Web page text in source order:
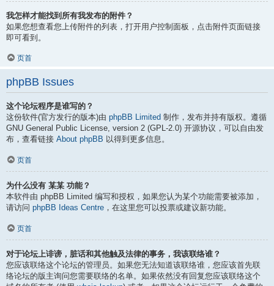
我怎样才能找到所有我发布的附件？
如果您想查看您上传附件的列表，打开用户控制面板，点击附件页面链接
即可看到。
页首
phpBB Issues
这个论坛程序是谁写的？
这份软件(官方发行的版本)由 phpBB Limited 制作，发布并持有版权。遵循
GNU General Public License, version 2 (GPL-2.0) 开源协议，可以自由发
布，查看链接 About phpBB 以得到更多信息。
页首
为什么没有 某某 功能？
本软件由 phpBB Limited 编写和授权，如果您认为某个功能需要被添加，
请访问 phpBB Ideas Centre ，在这里您可以投票或建议新功能。
页首
对于论坛上诽谤，脏话和其他触及法律的事务，我该联络谁？
您应该联络这个论坛的管理员。如果您无法知道该联络谁，您应该首先联
络论坛的版主询问您需要联络的名单。如果依然没有回复您应该联络这个